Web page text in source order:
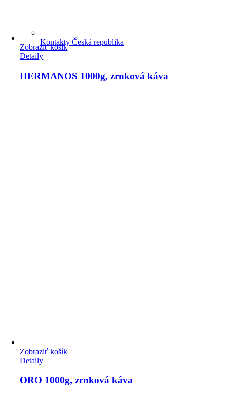
Kontakty Česká republika
Zobraziť košík
Detaily
HERMANOS 1000g, zrnková káva
Zobraziť košík
Detaily
ORO 1000g, zrnková káva